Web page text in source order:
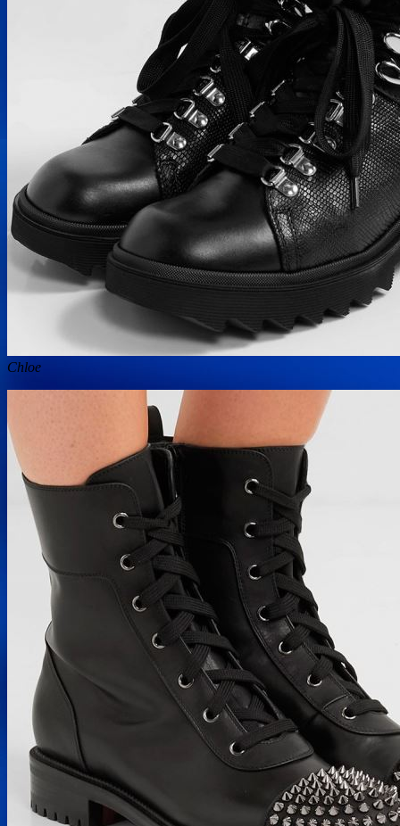
Chloe